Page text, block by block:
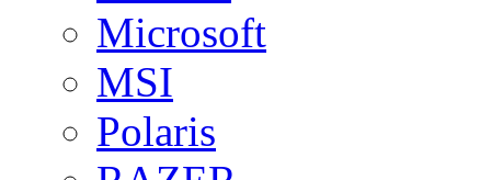
Microsoft
MSI
Polaris